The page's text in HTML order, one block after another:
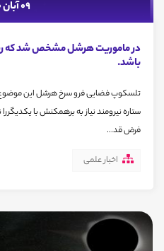
09 آبان 1390
در ماموریت هرشل مشخص شد که
باشد.
تلسکوپ فضایی فرو سرخ هرشل این موضوع
ستاره نیرومند نیاز به برهمکنش با
فرض قد...
اخبار علمی